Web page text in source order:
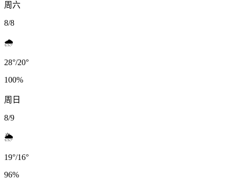
周六
8/8
🌧️
28°/20°
100%
周日
8/9
🌦️
19°/16°
96%